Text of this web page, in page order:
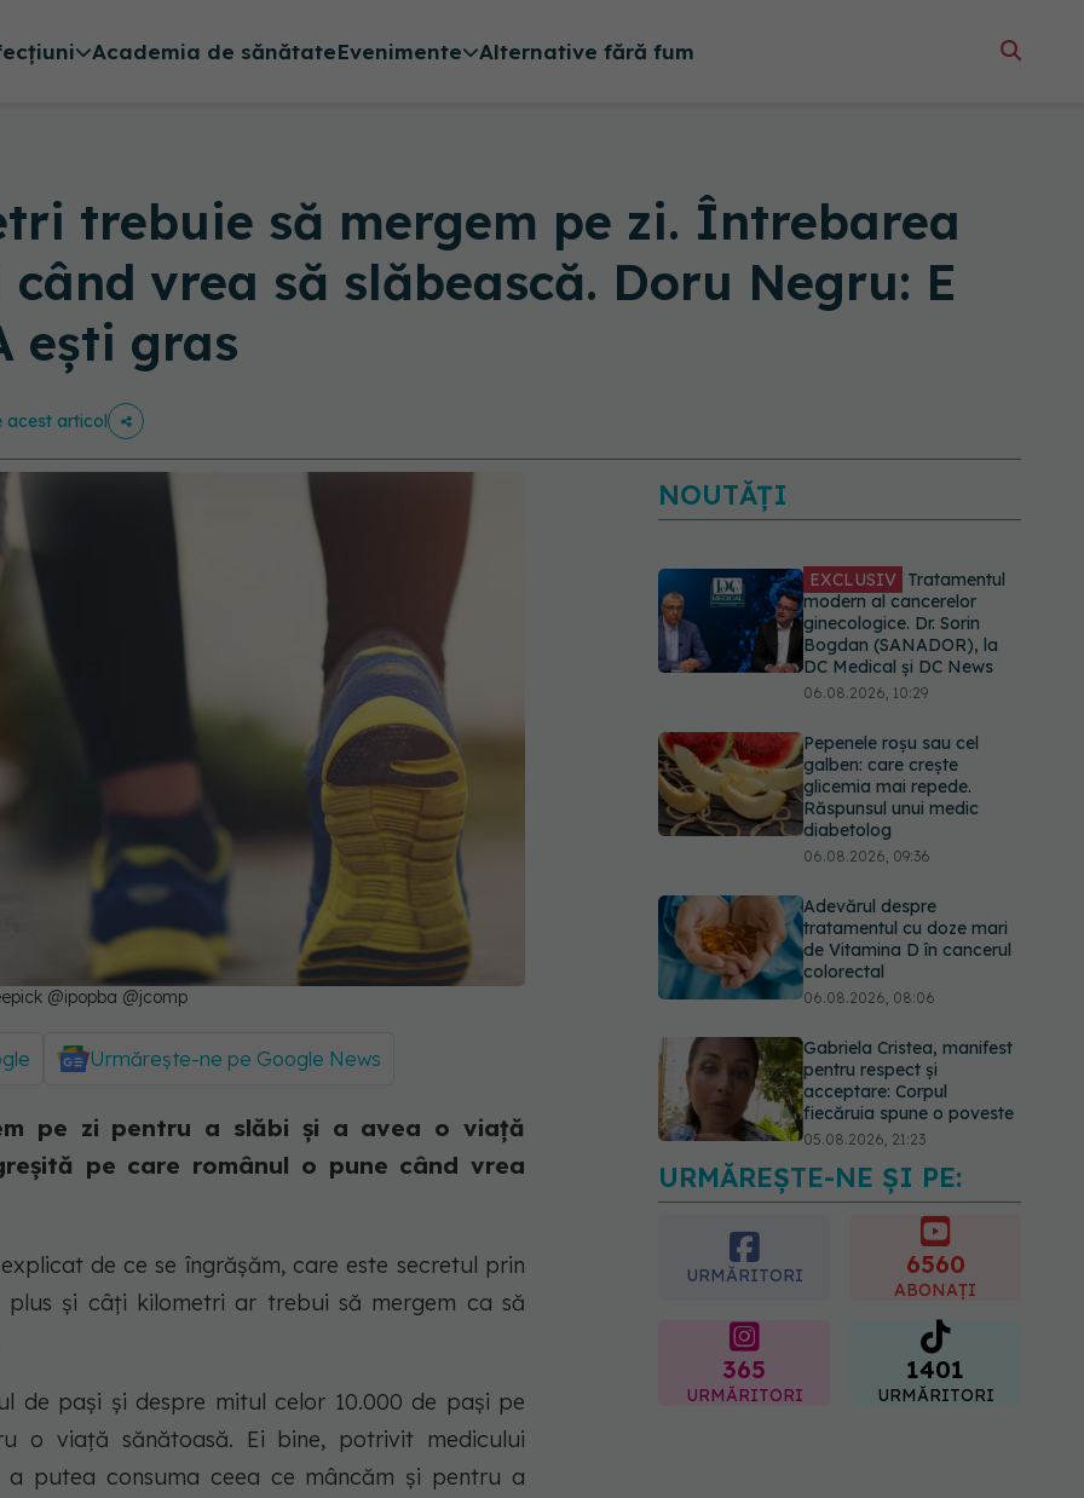
Academia de sănătateEvenimente Alternative fără fum
trebuie să mergem pe zi. Întrebarea
vrea să slăbească. Doru Negru: E
ești gras
acest articol
@ipopba @jcomp
Urmărește-ne pe Google News
pe zi pentru a slăbi și a avea o viață
pe care românul o pune când vrea
de ce se îngrășăm, care este secretul prin
și câți kilometri ar trebui să mergem ca să
de pași și despre mitul celor 10.000 de pași pe
o viață sănătoasă. Ei bine, potrivit medicului
putea consuma ceea ce mâncăm și pentru a
NOUTĂȚI
EXCLUSIV Tratamentul
modern al cancerelor
ginecologice. Dr. Sorin
Bogdan (SANADOR), la
DC Medical și DC News
06.08.2026, 10:29
Pepenele roșu sau cel
galben: care crește
glicemia mai repede.
Răspunsul unui medic
diabetolog
06.08.2026, 09:36
Adevărul despre
tratamentul cu doze mari
de Vitamina D în cancerul
colorectal
06.08.2026, 08:06
Gabriela Cristea, manifest
pentru respect și
acceptare: Corpul
fiecăruia spune o poveste
05.08.2026, 21:23
Medicii de la Fundeni
demontează unul dintre
cele mai răspândite mituri
despre diabet
06.08.2026, 11:52
URMĂREȘTE-NE ȘI PE:
URMĂRITORI 6560
ABONAȚI
365
URMĂRITORI
1401
URMĂRITORI